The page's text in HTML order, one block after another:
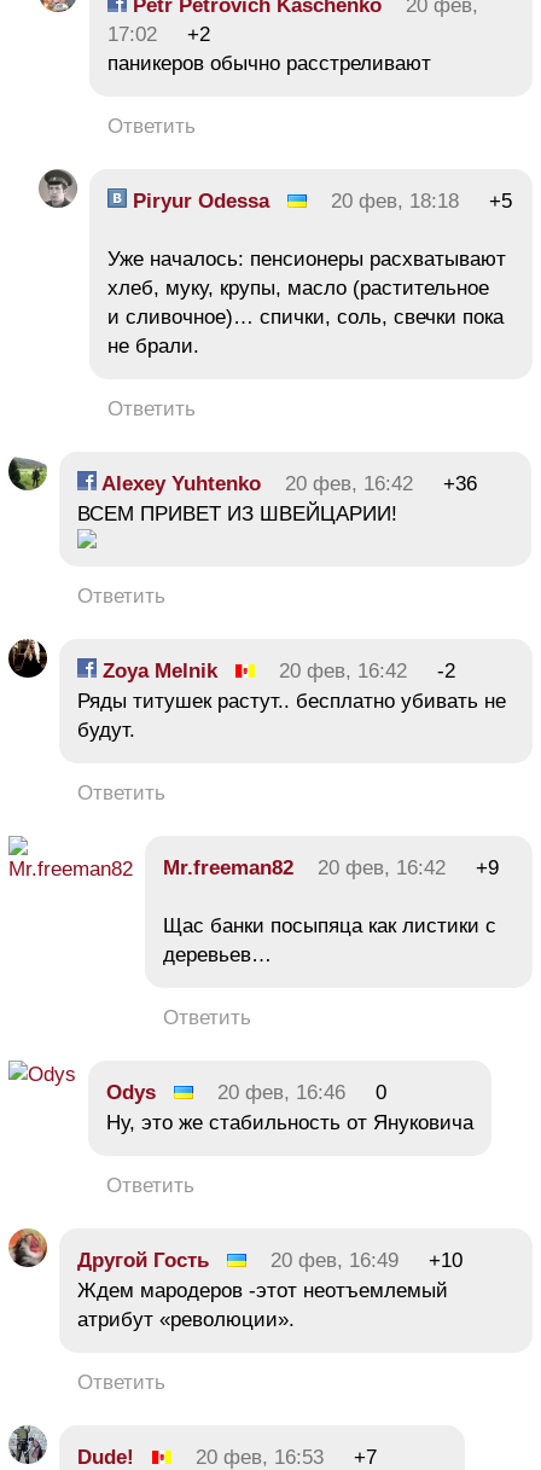
Petr Petrovich Kaschenko
20 фев,
17:02
+2
паникеров обычно расстреливают
Ответить
Piryur Odessa 20 фев, 18:18 +5
Уже началось: пенсионеры расхватывают
хлеб, муку, крупы, масло (растительное
и сливочное)… спички, соль, свечки пока
не брали.
Ответить
Alexey Yuhtenko 20 фев, 16:42
+36
ВСЕМ ПРИВЕТ ИЗ ШВЕЙЦАРИИ!
Ответить
Zoya Melnik 20 фев, 16:42
-2
Ряды титушек растут.. бесплатно убивать не
будут.
Ответить
Mr.freeman82 20 фев, 16:42 +9
Щас банки посыпяца как листики с
деревьев…
Ответить
Odys 20 фев, 16:46
0
Ну, это же стабильность от Януковича
Ответить
Другой Гость 20 фев, 16:49
+10
Ждем мародеров -этот неотъемлемый
атрибут «революции».
Ответить
Dude! 20 фев, 16:53
+7